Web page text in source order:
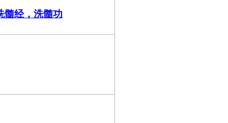
髓经，洗髓功